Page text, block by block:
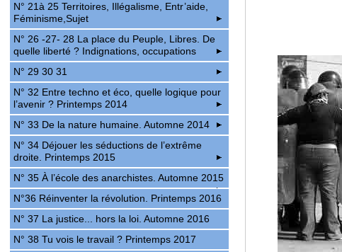
N° 21à 25 Territoires, Illégalisme, Entr’aide,
Féminisme,Sujet
N° 26 -27- 28 La place du Peuple, Libres. De
quelle liberté ? Indignations, occupations
N° 29 30 31
N° 32 Entre techno et éco, quelle logique pour
l’avenir ? Printemps 2014
N° 33 De la nature humaine. Automne 2014
N° 34 Déjouer les séductions de l’extrême
droite. Printemps 2015
N° 35 À l’école des anarchistes. Automne 2015
N°36 Réinventer la révolution. Printemps 2016
N° 37 La justice... hors la loi. Automne 2016
N° 38 Tu vois le travail ? Printemps 2017